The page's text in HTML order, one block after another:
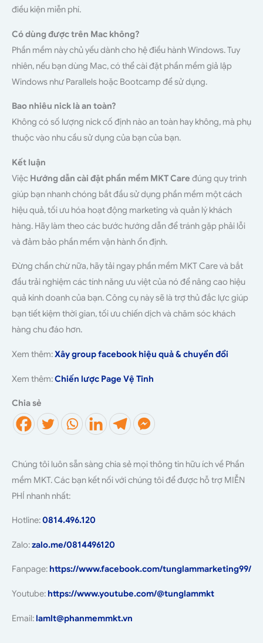
điều kiện miễn phí.
Có dùng được trên Mac không?
Phần mềm này chủ yếu dành cho hệ điều hành Windows. Tuy
nhiên, nếu bạn dùng Mac, có thể cài đặt phần mềm giả lập
Windows như Parallels hoặc Bootcamp để sử dụng.
Bao nhiêu nick là an toàn?
Không có số lượng nick cố định nào an toàn hay không, mà phụ
thuộc vào nhu cầu sử dụng của bạn của bạn.
Kết luận
Việc Hướng dẫn cài đặt phần mềm MKT Care đúng quy trình
giúp bạn nhanh chóng bắt đầu sử dụng phần mềm một cách
hiệu quả, tối ưu hóa hoạt động marketing và quản lý khách
hàng. Hãy làm theo các bước hướng dẫn để tránh gặp phải lỗi
và đảm bảo phần mềm vận hành ổn định.
Đừng chần chừ nữa, hãy tải ngay phần mềm MKT Care và bắt
đầu trải nghiệm các tính năng ưu việt của nó để nâng cao hiệu
quả kinh doanh của bạn. Công cụ này sẽ là trợ thủ đắc lực giúp
bạn tiết kiệm thời gian, tối ưu chiến dịch và chăm sóc khách
hàng chu đáo hơn.
Xem thêm:Xây group facebook hiệu quả & chuyển đổi
Xem thêm:Chiến lược Page Vệ Tinh
Chia sẻ
Chúng tôi luôn sẵn sàng chia sẻ mọi thông tin hữu ích về Phần
mềm MKT. Các bạn kết nối với chúng tôi để được hỗ trợ MIỄN
PHÍ nhanh nhất:
Hotline:0814.496.120
Zalo:zalo.me/0814496120
Fanpage: https://www.facebook.com/tunglammarketing99/
Youtube: https://www.youtube.com/@tunglammkt
Email: lamlt@phanmemmkt.vn